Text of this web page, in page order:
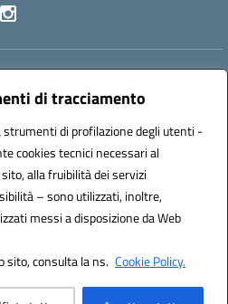
di tracciamento
di profilazione degli utenti -
cookies tecnici necessari al
alla fruibilità dei servizi
– sono utilizzati, inoltre,
messi a disposizione da Web
sito, consulta la ns. Cookie Policy.
fgps210002@istruzione.it
UF7W9K
by 3D Solution S.r.l.
by Designers Italia